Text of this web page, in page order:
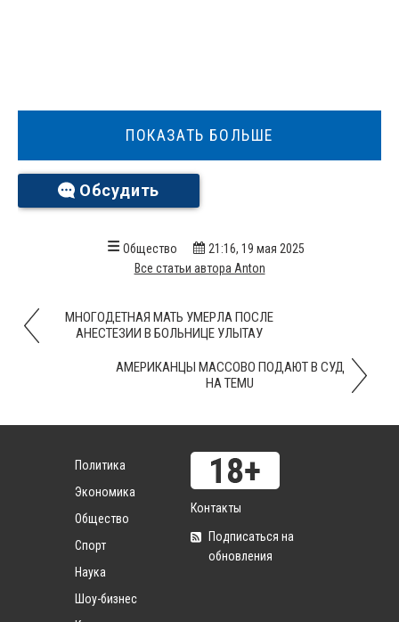
ПОКАЗАТЬ БОЛЬШЕ
Обсудить
Общество
21:16, 19 мая 2025
Все статьи автора Anton
МНОГОДЕТНАЯ МАТЬ УМЕРЛА ПОСЛЕ
АНЕСТЕЗИИ В БОЛЬНИЦЕ УЛЫТАУ
АМЕРИКАНЦЫ МАССОВО ПОДАЮТ В СУД
НА TEMU
Политика
Экономика
Общество
Спорт
Наука
Шоу-бизнес
Контакты
Подписаться на
обновления